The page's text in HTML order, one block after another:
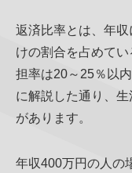
返済比率とは、年
けの割合を占めて
担率は20～25％以
に解説した通り、
があります。
年収400万円の人の